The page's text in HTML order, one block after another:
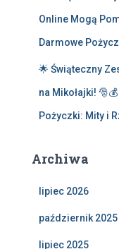
Online Mogą
Darmowe
🌟 Świąteczny
na Mikołajki!
Pożyczki: Mity i
Archiwa
lipiec 2026
październik 2025
lipiec 2025